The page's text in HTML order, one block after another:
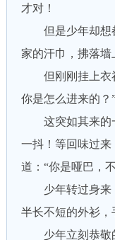
才对！
但是少年却想都
家的汗巾，拂落墙
但刚刚挂上衣衫
你是怎么进来的？
这突如其来的
一抖！等回味过
道：“你是哑巴，
少年转过身来
半长不短的外衫，
少年立刻恭敬的